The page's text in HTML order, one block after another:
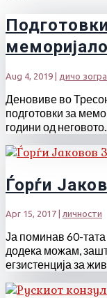
Aug 4, 2019 | дичо
Деновиве во
подготовки за
години од неговото...
Ѓорѓи
Apr 15, 2017 личности
Ја поминав 60-
додека можам,
егзистенција за